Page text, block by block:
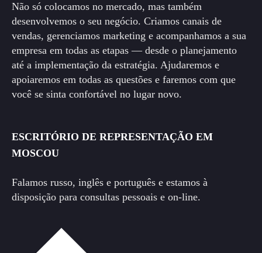
Não só colocamos no mercado, mas também
desenvolvemos o seu negócio. Criamos canais de
vendas, gerenciamos marketing e acompanhamos a sua
empresa em todas as etapas — desde o planejamento
até a implementação da estratégia. Ajudaremos e
apoiaremos em todas as questões e faremos com que
você se sinta confortável no lugar novo.
ESCRITÓRIO DE REPRESENTAÇÃO EM
MOSCOU
Falamos russo, inglês e português e estamos à
disposição para consultas pessoais e on-line.